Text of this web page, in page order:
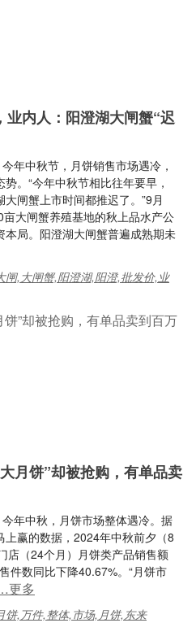
业内人：阳澄湖大闸蟹“迟
年中秋节，月饼销售市场遇冷，
。“今年中秋节相比往年要早，
闸蟹上市时间都推迟了。”9月
大闸蟹养殖基地的秋上品水产公
局。阳澄湖大闸蟹普遍成熟期未
闸,大闸蟹,阳澄湖,阳澄,批发价,业
月饼”却被抢购，有单品卖
年中秋，月饼市场整体遇冷。据
赢的数据，2024年中秋前夕（8
店（24个月）月饼类产品销售额
件数同比下降40.67%。“月饼市
多
饼,万件,整体,市场,月饼,东来